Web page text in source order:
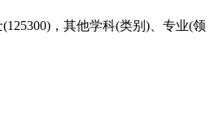
，其他学科(类别)、专业(领